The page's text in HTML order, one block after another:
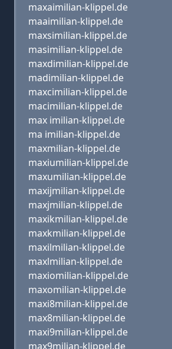
maxaimilian-klippel.de
maaimilian-klippel.de
maxsimilian-klippel.de
masimilian-klippel.de
maxdimilian-klippel.de
madimilian-klippel.de
maxcimilian-klippel.de
macimilian-klippel.de
max imilian-klippel.de
ma imilian-klippel.de
maxmilian-klippel.de
maxiumilian-klippel.de
maxumilian-klippel.de
maxijmilian-klippel.de
maxjmilian-klippel.de
maxikmilian-klippel.de
maxkmilian-klippel.de
maxilmilian-klippel.de
maxlmilian-klippel.de
maxiomilian-klippel.de
maxomilian-klippel.de
maxi8milian-klippel.de
max8milian-klippel.de
maxi9milian-klippel.de
max9milian-klippel.de